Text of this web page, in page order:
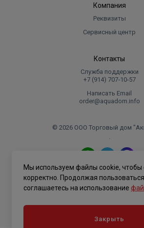
Компания
Реквизиты
Сервисный центр
Контакты
Служба поддержки
+7 (914) 707‑10‑57
Написать Email
order@aquadom.info
© 2026 ООО Торговый дом
.
Политика
Мы используем файлы cookie, чтобы
корректно. Продолжая
соглашаетесь на использование
Закрыть